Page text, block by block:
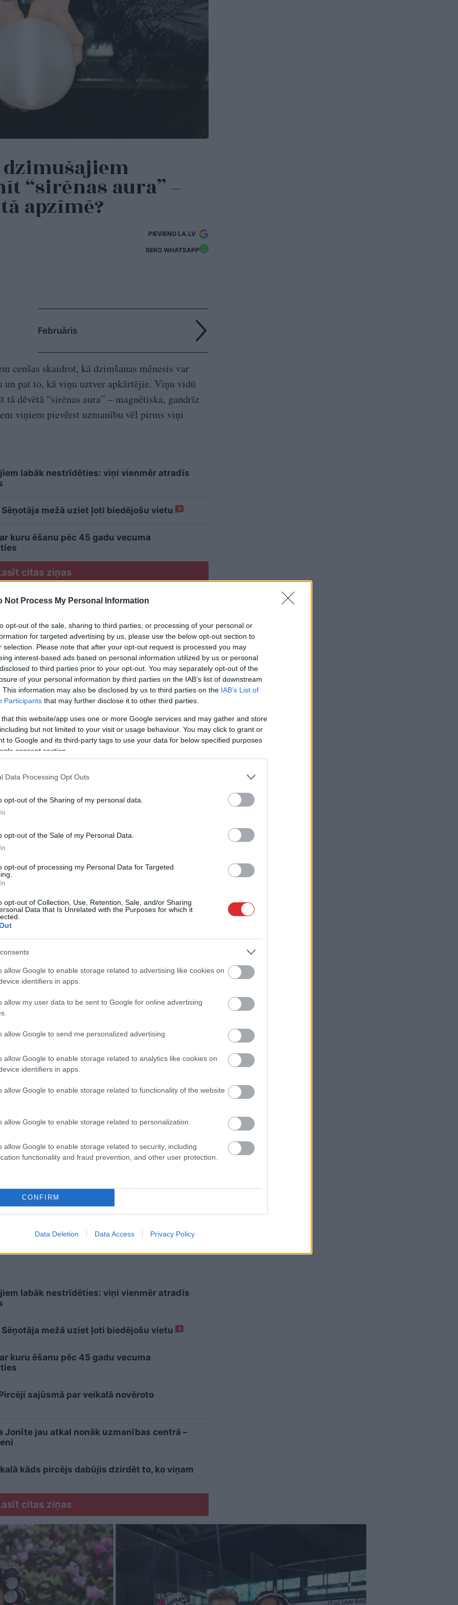
Not Process My Personal Information
opt-out of the sale, sharing to third parties, or processing of your personal or
for targeted advertising by us, please use the below opt-out section to
selection. Please note that after your opt-out request is processed you may
interest-based ads based on personal information utilized by us or personal
to third parties prior to your opt-out. You may separately opt-out of the
of your personal information by third parties on the IAB’s list of downstream
This information may also be disclosed by us to third parties on the IAB’s List of
Participants that may further disclose it to other third parties.
that this website/app uses one or more Google services and may gather and store
but not limited to your visit or usage behaviour. You may click to grant or
to Google and its third-party tags to use your data for below specified purposes
consent section.
Data Processing Opt Outs
opt-out of the Sharing of my personal data.
opt-out of the Sale of my Personal Data.
opt-out of processing my Personal Data for Targeted
opt-out of Collection, Use, Retention, Sale, and/or Sharing
Data that Is Unrelated with the Purposes for which it
allow Google to enable storage related to advertising like cookies on
identifiers in apps.
allow my user data to be sent to Google for online advertising
allow Google to send me personalized advertising.
allow Google to enable storage related to analytics like cookies on
identifiers in apps.
allow Google to enable storage related to functionality of the website
allow Google to enable storage related to personalization.
allow Google to enable storage related to security, including
functionality and fraud prevention, and other user protection.
CONFIRM
Data Deletion Data Access Privacy Policy
dzimušajiem
“sirēnas aura” –
apzīmē?
PIEVIENO LA.LV
SEKO WHATSAPP
Februāris
cenšas skaidrot, kā dzimšanas mēnesis var
un pat to, kā viņu uztver apkārtējie. Viņu vidū
dēvētā “sirēnas aura” – magnētiska, gandrīz
viņiem pievērst uzmanību vēl pirms viņi
labāk nestrīdēties: viņi vienmēr atradīs
mežā uziet ļoti biedējošu vietu 5
kuru ēšanu pēc 45 gadu vecuma
citas ziņas
ne tikai ar ārējo izskatu, bet arī ar
Apkārtējie bieži vien nespēj
konkrētais cilvēks, taču tieši šī
par “sirēnas auru”.
ziņās Pievienot
lepnas un
Jā,
arī Lauva!
zīmes ir vislielākie
brīvdienās viņus nevar
dabūt ārā no dīvāna
ievērot pieklājību, nekurināt naidu un iztikt
labāk nestrīdēties: viņi vienmēr atradīs
mežā uziet ļoti biedējošu vietu 5
kuru ēšanu pēc 45 gadu vecuma
sajūsmā par veikalā novēroto
Jonīte jau atkal nonāk uzmanības centrā –
kāds pircējs dabūjis dzirdēt to, ko viņam
citas ziņas